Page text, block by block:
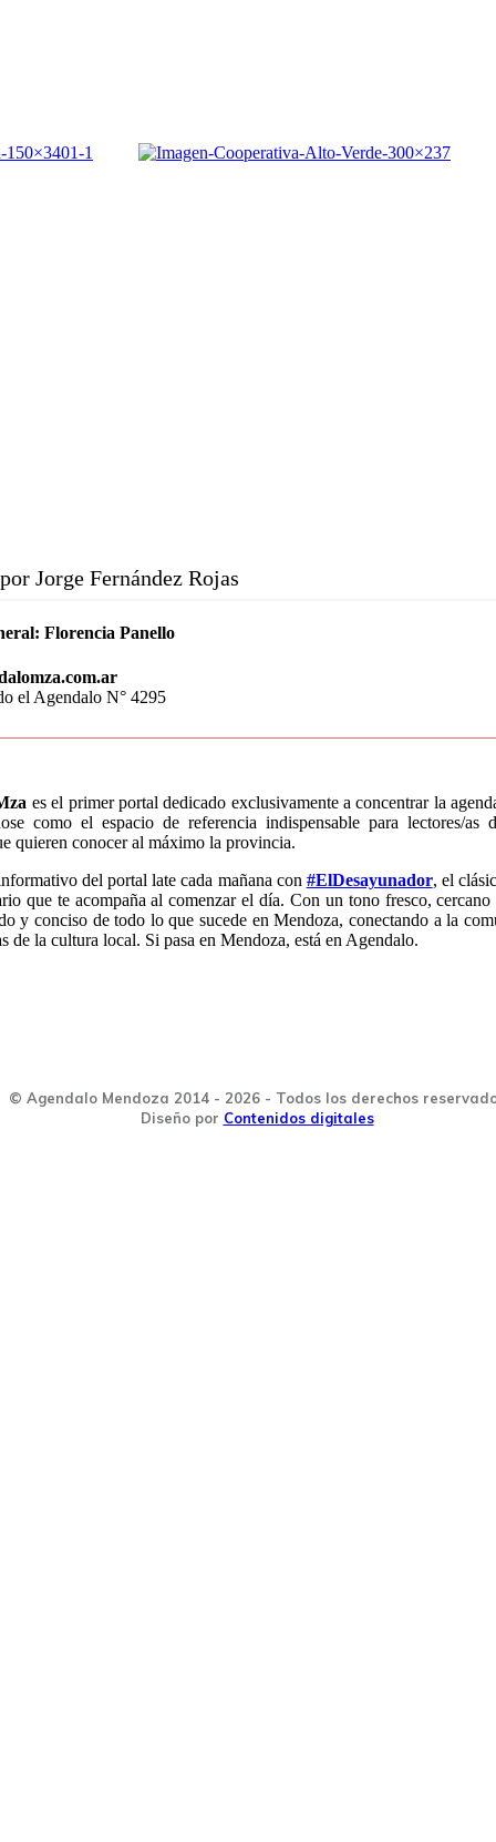
Jorge Fernández Rojas
Florencia Panello
el Agendalo N° 4295
es el primer portal dedicado exclusivamente a concentrar la
como el espacio de referencia indispensable para lectores/as
quieren conocer al máximo la provincia.
del portal late cada mañana con #ElDesayunador, el
que te acompaña al comenzar el día. Con un tono fresco,
y conciso de todo lo que sucede en Mendoza, conectando a la
de la cultura local. Si pasa en Mendoza, está en Agendalo.
© Agendalo Mendoza 2014 - 2026 - Todos los derechos
Diseño por Contenidos digitales